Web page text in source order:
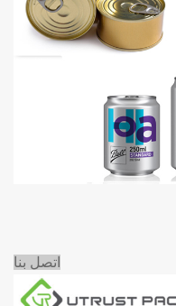
اتصل بنا